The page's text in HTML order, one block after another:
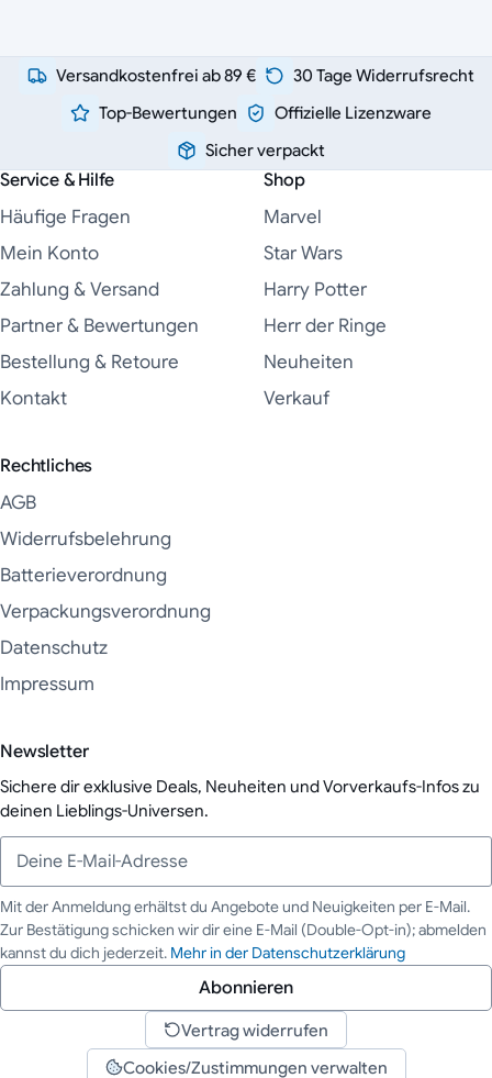
Versandkostenfrei ab 89 €
30 Tage Widerrufsrecht
Top-Bewertungen
Offizielle Lizenzware
Sicher verpackt
Service & Hilfe
Häufige Fragen
Mein Konto
Zahlung & Versand
Partner & Bewertungen
Bestellung & Retoure
Kontakt
Shop
Marvel
Star Wars
Harry Potter
Herr der Ringe
Neuheiten
Verkauf
Rechtliches
AGB
Widerrufsbelehrung
Batterieverordnung
Verpackungsverordnung
Datenschutz
Impressum
Newsletter
Sichere dir exklusive Deals, Neuheiten und Vorverkaufs-Infos zu
deinen Lieblings-Universen.
Deine E-Mail-Adresse
Mit der Anmeldung erhältst du Angebote und Neuigkeiten per E-Mail.
Zur Bestätigung schicken wir dir eine E-Mail (Double-Opt-in); abmelden
kannst du dich jederzeit. Mehr in der Datenschutzerklärung
Abonnieren
Vertrag widerrufen
Cookies/Zustimmungen verwalten